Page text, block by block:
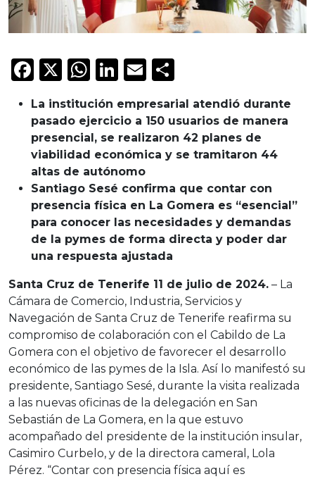
Facebook
X WhatsApp
LinkedIn
Email
La institución empresarial atendió durante
pasado ejercicio a 150 usuarios de manera
presencial, se realizaron 42 planes de
viabilidad económica y se tramitaron 44
altas de autónomo
Santiago Sesé confirma que contar con
presencia física en La Gomera es “esencial”
para conocer las necesidades y demandas
de la pymes de forma directa y poder dar
una respuesta ajustada
Santa Cruz de Tenerife 11 de julio de 2024. – La
Cámara de Comercio, Industria, Servicios y
Navegación de Santa Cruz de Tenerife reafirma su
compromiso de colaboración con el Cabildo de La
Gomera con el objetivo de favorecer el desarrollo
económico de las pymes de la Isla. Así lo manifestó su
presidente, Santiago Sesé, durante la visita realizada
a las nuevas oficinas de la delegación en San
Sebastián de La Gomera, en la que estuvo
acompañado del presidente de la institución insular,
Casimiro Curbelo, y de la directora cameral, Lola
Pérez. “Contar con presencia física aquí es